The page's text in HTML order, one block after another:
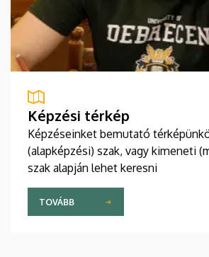
Képzési térkép
Képzéseinket bemutató
(alapképzési) szak, vagy kimeneti
szak alapján lehet keresni
TOVÁBB